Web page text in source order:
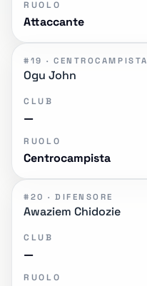
RUOLO
Attaccante
#19 · CENTROCAMPISTA
Ogu John
CLUB
—
RUOLO
Centrocampista
#20 · DIFENSORE
Awaziem Chidozie
CLUB
—
RUOLO